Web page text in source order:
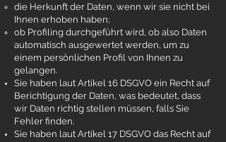
die Herkunft der Daten, wenn wir sie nicht bei
Ihnen erhoben haben;
ob Profiling durchgeführt wird, ob also Daten
automatisch ausgewertet werden, um zu
einem persönlichen Profil von Ihnen zu
gelangen.
Sie haben laut Artikel 16 DSGVO ein Recht auf
Berichtigung der Daten, was bedeutet, dass
wir Daten richtig stellen müssen, falls Sie
Fehler finden.
Sie haben laut Artikel 17 DSGVO das Recht auf